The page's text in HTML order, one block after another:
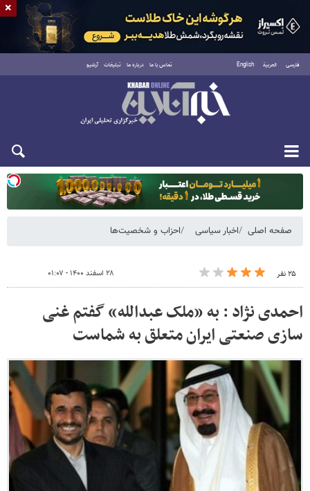
فارسی العربية English تماس با ما درباره ما تبلیغات آرشیو
دوشنبه ۱۹ مرداد ۱۴۰۵
صفحه اصلی اخبار سیاسی احزاب و شخصیت‌ها
۲۵ نفر ۲۸ اسفند ۱۴۰۰ - ۰۱:۰۷
احمدی نژاد : به «ملک عبدالله» گفتم غنی
سازی صنعتی ایران متعلق به شماست
×